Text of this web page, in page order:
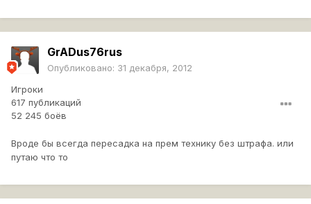
GrADus76rus
Опубликовано: 31 декабря, 2012
Игроки
617 публикаций
52 245 боёв
Вроде бы всегда пересадка на прем технику без штрафа. или
путаю что то